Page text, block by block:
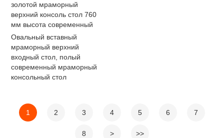
золотой мраморный
верхний консоль стол 760
мм высота современный
Овальный вставный
мраморный верхний
входный стол, полый
современный мраморный
консольный стол
1 2 3 4 5 6 7
8 > >>